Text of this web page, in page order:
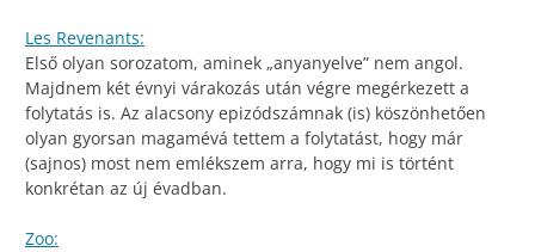
Les Revenants:
Első olyan sorozatom, aminek „anyanyelve” nem angol.
Majdnem két évnyi várakozás után végre megérkezett a
folytatás is. Az alacsony epizódszámnak (is) köszönhetően
olyan gyorsan magamévá tettem a folytatást, hogy már
(sajnos) most nem emlékszem arra, hogy mi is történt
konkrétan az új évadban.
Zoo: